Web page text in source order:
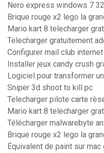
Nero express windows 7
Brique rouge x2 lego la
Mario kart 8 telecharger
Telecharger gratuitement
Configurer mail club
Installer jeux candy crush
Logiciel pour transformer
Sniper 3d shoot to kill pc
Telecharger pilote carte
Mario kart 8 telecharger
Télécharger malwarebyte
Brique rouge x2 lego la
Équivalent de paint sur mac